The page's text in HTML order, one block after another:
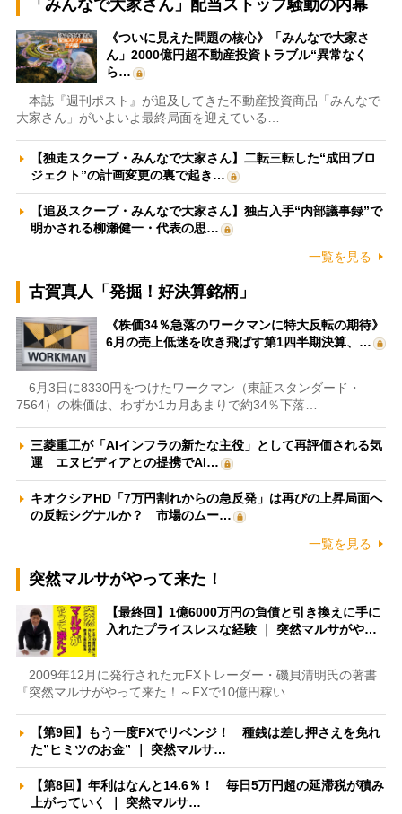
「みんなで大家さん」配当ストップ騒動の内幕
《ついに見えた問題の核心》「みんなで大家さ
ん」2000億円超不動産投資トラブル“異常なく
ら…
本誌『週刊ポスト』が追及してきた不動産投資商品「みんなで
大家さん」がいよいよ最終局面を迎えている…
【独走スクープ・みんなで大家さん】二転三転した“成田プロ
ジェクト”の計画変更の裏で起き…
【追及スクープ・みんなで大家さん】独占入手“内部議事録”で
明かされる柳瀬健一・代表の思…
一覧を見る
古賀真人「発掘！好決算銘柄」
《株価34％急落のワークマンに特大反転の期待》
6月の売上低迷を吹き飛ばす第1四半期決算、…
6月3日に8330円をつけたワークマン（東証スタンダード・
7564）の株価は、わずか1カ月あまりで約34％下落…
三菱重工が「AIインフラの新たな主役」として再評価される気
運 エヌビディアとの提携でAI…
キオクシアHD「7万円割れからの急反発」は再びの上昇局面へ
の反転シグナルか？ 市場のムー…
一覧を見る
突然マルサがやって来た！
【最終回】1億6000万円の負債と引き換えに手に
入れたプライスレスな経験 ｜ 突然マルサがや…
2009年12月に発行された元FXトレーダー・磯貝清明氏の著書
『突然マルサがやって来た！～FXで10億円稼い…
【第9回】もう一度FXでリベンジ！ 種銭は差し押さえを免れ
た”ヒミツのお金” ｜ 突然マルサ…
【第8回】年利はなんと14.6％！ 毎日5万円超の延滞税が積み
上がっていく ｜ 突然マルサ…